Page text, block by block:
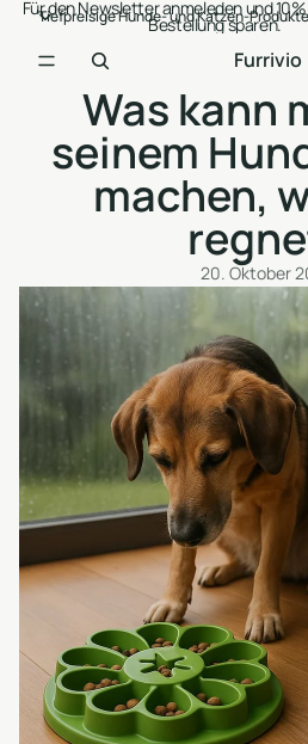
Für den Newsletter anmeleden und
Bestellung sparen.
Tiefpreisige Hunde- und Katzen-
Furrivio
Was kann
seinem
machen,
20. Oktober